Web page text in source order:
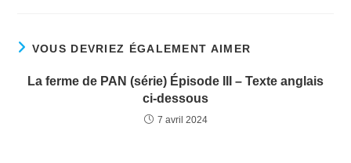
VOUS DEVRIEZ ÉGALEMENT AIMER
La ferme de PAN (série) Épisode III – Texte anglais
ci-dessous
7 avril 2024